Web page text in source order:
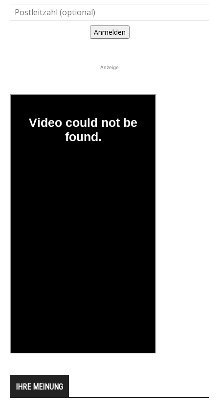
Anmelden
Anzeige
IHRE MEINUNG